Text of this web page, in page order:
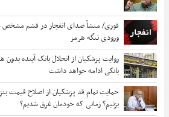
فوری/ منشأ صدای انفجار در قشم مشخص
ورودی تنگه هرمز
روایت پزشکیان از انحلال بانک آینده
بانکی ادامه خواهد داشت
حمایت تمام قد پزشکیان از اصلاح قیمت
بزنیم؟ زمانی که خودمان غرق شدیم؟